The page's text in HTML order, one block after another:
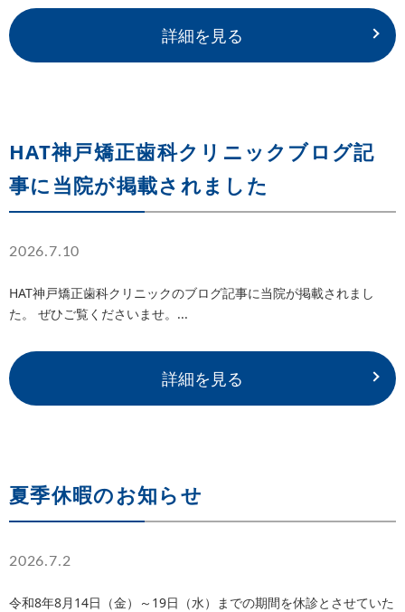
詳細を見る
HAT神戸矯正歯科クリニックブログ記
事に当院が掲載されました
2026.7.10
HAT神戸矯正歯科クリニックのブログ記事に当院が掲載されまし
た。 ぜひご覧くださいませ。...
詳細を見る
夏季休暇のお知らせ
2026.7.2
令和8年8月14日（金）～19日（水）までの期間を休診とさせていた